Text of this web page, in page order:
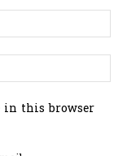
in this browser